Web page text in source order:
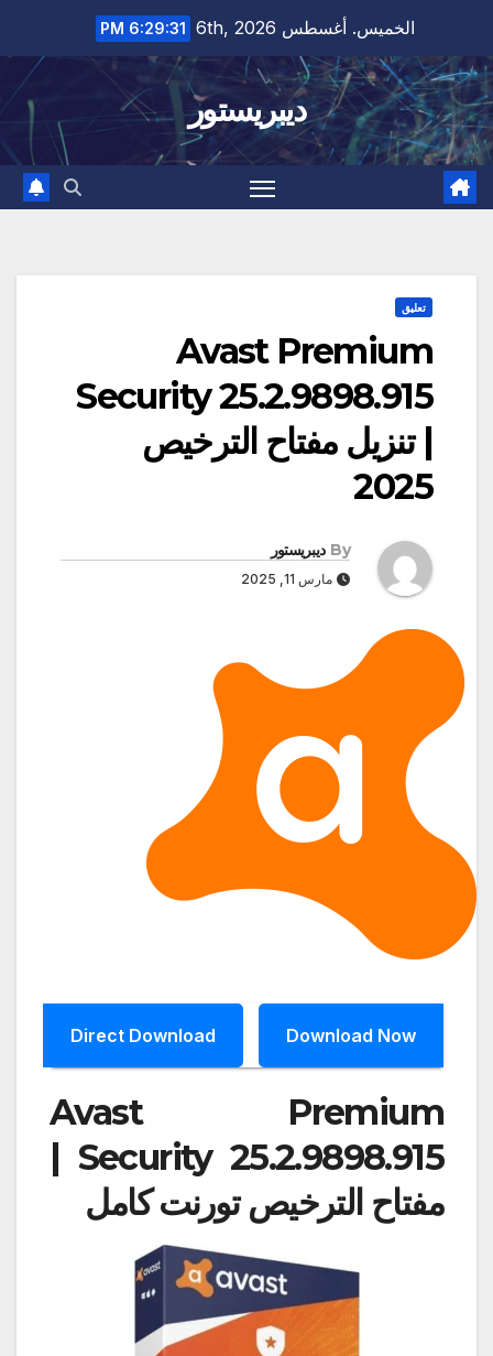
content
الخميس. أغسطس 6th, 2026 6:29:32 PM
ديبريستور
تعليق
Avast Premium
Security 25.2.9898.915
| تنزيل مفتاح الترخيص
2025
By ديبريستور
مارس 11, 2025
Download Now
Direct Download
Avast Premium
مفتاح الترخيص تورنت كامل